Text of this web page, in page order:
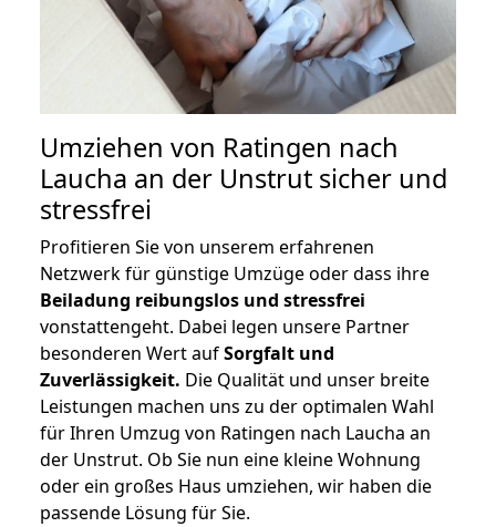
Umziehen von Ratingen nach
Laucha an der Unstrut sicher und
stressfrei
Profitieren Sie von unserem erfahrenen
Netzwerk für günstige Umzüge oder dass ihre
Beiladung reibungslos und stressfrei
vonstattengeht. Dabei legen unsere Partner
besonderen Wert aufSorgfalt und
Zuverlässigkeit. Die Qualität und unser breite
Leistungen machen uns zu der optimalen Wahl
für Ihren Umzug von Ratingen nach Laucha an
der Unstrut. Ob Sie nun eine kleine Wohnung
oder ein großes Haus umziehen, wir haben die
passende Lösung für Sie.